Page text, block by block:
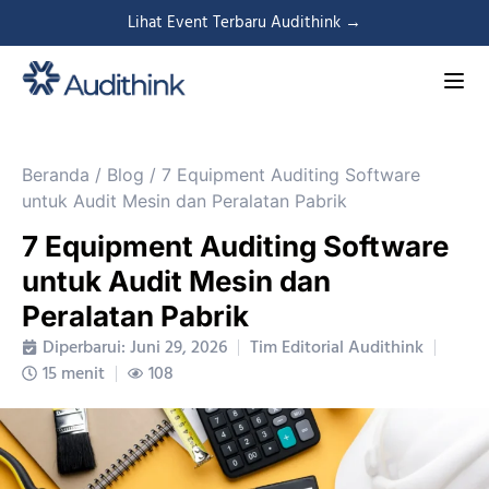
Lihat Event Terbaru Audithink →
Beranda / Blog / 7 Equipment Auditing Software
untuk Audit Mesin dan Peralatan Pabrik
7 Equipment Auditing Software
untuk Audit Mesin dan
Peralatan Pabrik
Diperbarui: Juni 29, 2026
Tim Editorial Audithink
15 menit
108